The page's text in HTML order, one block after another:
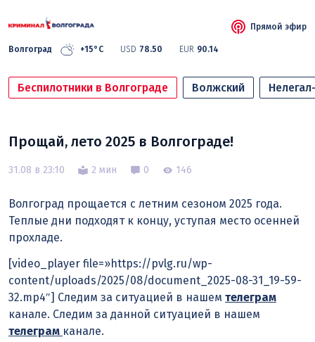
Волгоград +15°C USD 78.50 EUR 90.14
Прямой эфир
Беспилотники в Волгограде Волжский
Прощай, лето 2025 в Волгограде!
31.08 в 23:10 2 мин 0 146
Волгоград прощается с летним сезоном 2025 года.
Теплые дни подходят к концу, уступая место осенней
прохладе.
[video_player file=»https://pvlg.ru/wp-
content/uploads/2025/08/document_2025-08-31_19-59-
32.mp4″] Следим за ситуацией в нашем телеграм
канале. Следим за данной ситуацией в нашем
телеграм канале.